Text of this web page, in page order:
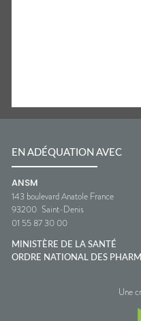
EN ADÉQUATION AVEC
ANSM
143 boulevard Anatole France
93200 Saint-Denis
01 55 87 30 00
MINISTÈRE DE LA SANTÉ
ORDRE NATIONAL DES
Une